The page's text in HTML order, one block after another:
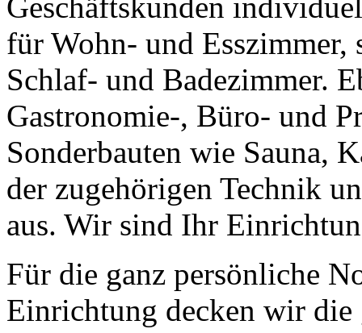
für Wohn- und
Schlaf- und Badezimmer.
Gastronomie-, Büro- und
Sonderbauten wie Sauna,
der zugehörigen Technik
aus. Wir sind Ihr
Für die ganz persönliche
Einrichtung decken wir die